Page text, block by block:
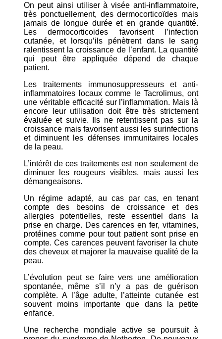
On peut ainsi utiliser à visée anti-inflammatoire,
très ponctuellement, des dermocorticoïdes mais
jamais de longue durée et en grande quantité.
Les dermocorticoides favorisent l’infection
cutanée, et lorsqu’ils pénètrent dans le sang
ralentissent la croissance de l’enfant. La quantité
qui peut être appliquée dépend de chaque
patient.
Les traitements immunosuppresseurs et anti-
inflammatoires locaux comme le Tacrolimus, ont
une véritable efficacité sur l’inflammation. Mais là
encore leur utilisation doit être très strictement
évaluée et suivie. Ils ne retentissent pas sur la
croissance mais favorisent aussi les surinfections
et diminuent les défenses immunitaires locales
de la peau.
L’intérêt de ces traitements est non seulement de
diminuer les rougeurs visibles, mais aussi les
démangeaisons.
Un régime adapté, au cas par cas, en tenant
compte des besoins de croissance et des
allergies potentielles, reste essentiel dans la
prise en charge. Des carences en fer, vitamines,
protéines comme pour tout patient sont prise en
compte. Ces carences peuvent favoriser la chute
des cheveux et majorer la mauvaise qualité de la
peau.
L’évolution peut se faire vers une amélioration
spontanée, même s’il n’y a pas de guérison
complète. A l’âge adulte, l’atteinte cutanée est
souvent moins importante que dans la petite
enfance.
Une recherche mondiale active se poursuit à